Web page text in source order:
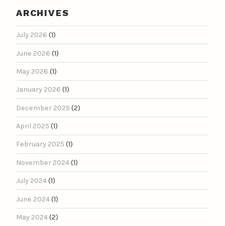
ARCHIVES
July 2026 (1)
June 2026 (1)
May 2026 (1)
January 2026 (1)
December 2025 (2)
April 2025 (1)
February 2025 (1)
November 2024(1)
July 2024(1)
June 2024(1)
May 2024(2)